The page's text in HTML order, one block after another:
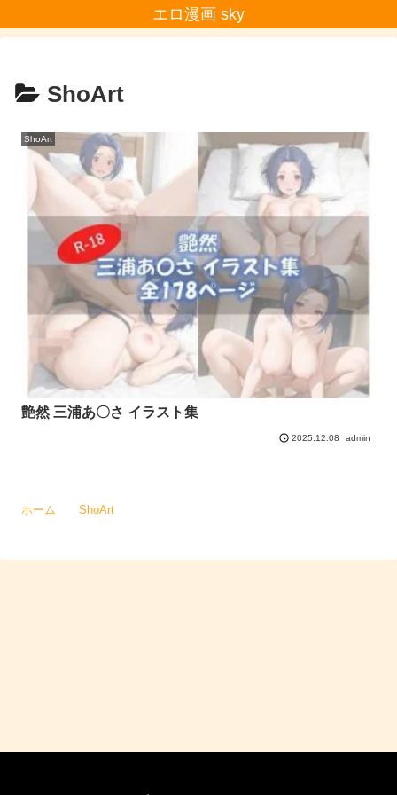
エロ漫画 sky
ShoArt
ShoArt
艶然 三浦あ〇さ イラスト集
2025.12.08 admin
ホーム ShoArt